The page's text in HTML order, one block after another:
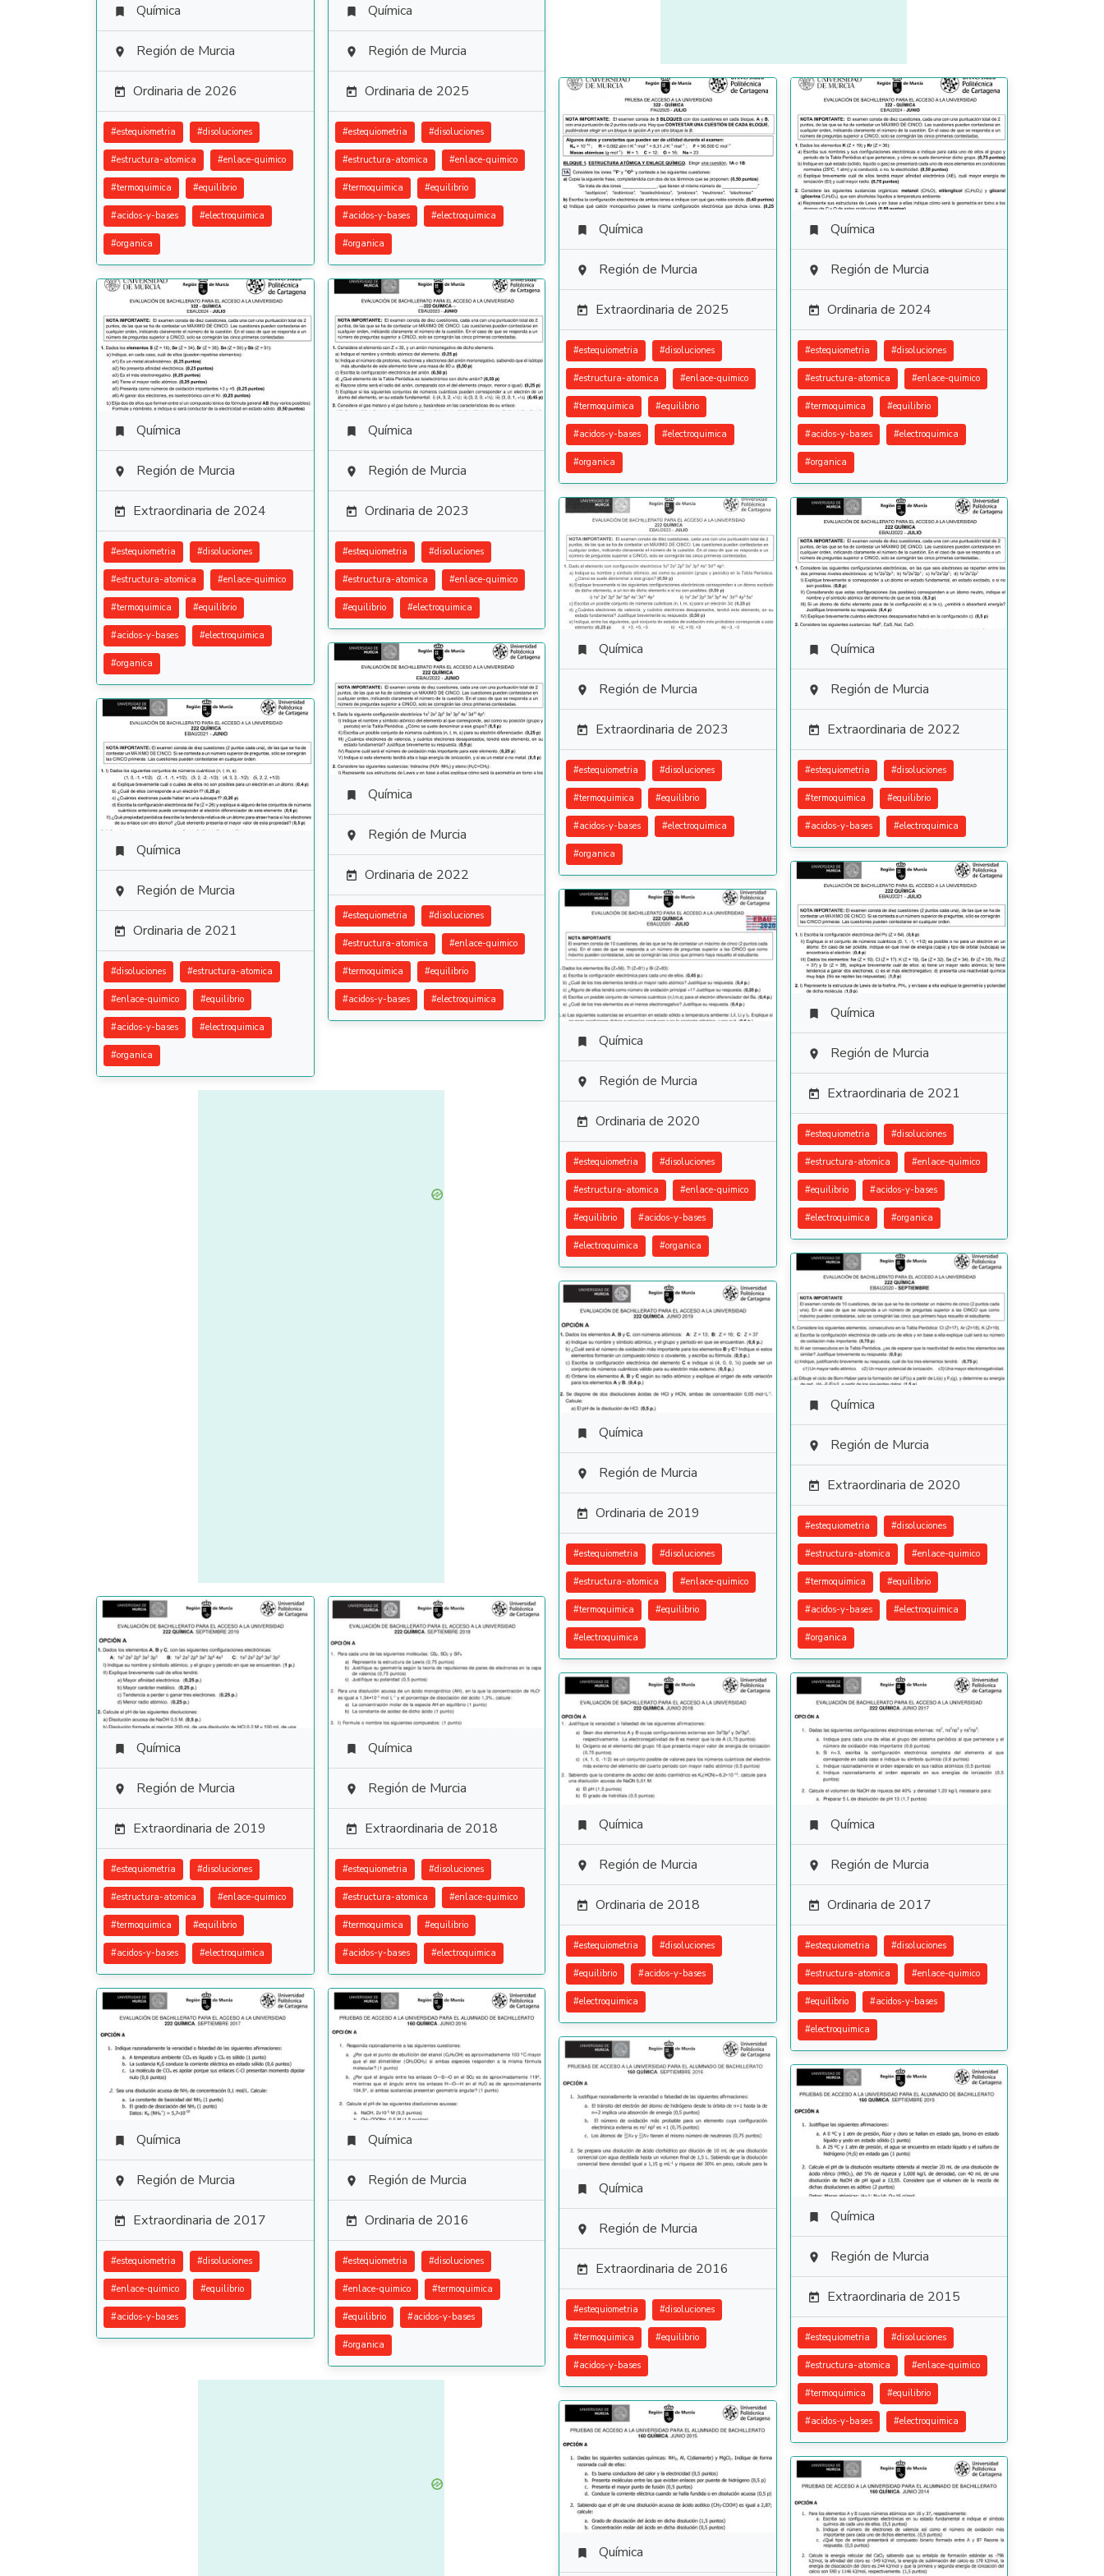
 Química
 Región de Murcia
 Ordinaria de 2026
#estequiometria #disoluciones
#estructura-atomica #enlace-quimico
#termoquimica #equilibrio
#acidos-y-bases #electroquimica
#organica
 Química
 Región de Murcia
 Ordinaria de 2025
#estequiometria #disoluciones
#estructura-atomica #enlace-quimico
#termoquimica #equilibrio
#acidos-y-bases #electroquimica
#organica
 Química
 Región de Murcia
 Extraordinaria de 2025
#estequiometria #disoluciones
#estructura-atomica #enlace-quimico
#termoquimica #equilibrio
#acidos-y-bases #electroquimica
#organica
 Química
 Región de Murcia
 Ordinaria de 2024
#estequiometria #disoluciones
#estructura-atomica #enlace-quimico
#termoquimica #equilibrio
#acidos-y-bases #electroquimica
#organica
 Química
 Región de Murcia
 Extraordinaria de 2024
#estequiometria #disoluciones
#estructura-atomica #enlace-quimico
#termoquimica #equilibrio
#acidos-y-bases #electroquimica
#organica
 Química
 Región de Murcia
 Ordinaria de 2023
#estequiometria #disoluciones
#estructura-atomica #enlace-quimico
#equilibrio #electroquimica
 Química
 Región de Murcia
 Extraordinaria de 2023
#estequiometria #disoluciones
#termoquimica #equilibrio
#acidos-y-bases #electroquimica
#organica
 Química
 Región de Murcia
 Extraordinaria de 2022
#estequiometria #disoluciones
#termoquimica #equilibrio
#acidos-y-bases #electroquimica
 Química
 Región de Murcia
 Ordinaria de 2022
#estequiometria #disoluciones
#estructura-atomica #enlace-quimico
#termoquimica #equilibrio
#acidos-y-bases #electroquimica
 Química
 Región de Murcia
 Ordinaria de 2021
#disoluciones #estructura-atomica
#enlace-quimico #equilibrio
#acidos-y-bases #electroquimica
#organica
 Química
 Región de Murcia
 Extraordinaria de 2021
#estequiometria #disoluciones
#estructura-atomica #enlace-quimico
#equilibrio #acidos-y-bases
#electroquimica #organica
 Química
 Región de Murcia
 Ordinaria de 2020
#estequiometria #disoluciones
#estructura-atomica #enlace-quimico
#equilibrio #acidos-y-bases
#electroquimica #organica
 Química
 Región de Murcia
 Extraordinaria de 2020
#estequiometria #disoluciones
#estructura-atomica #enlace-quimico
#termoquimica #equilibrio
#acidos-y-bases #electroquimica
#organica
 Química
 Región de Murcia
 Ordinaria de 2019
#estequiometria #disoluciones
#estructura-atomica #enlace-quimico
#termoquimica #equilibrio
#electroquimica
 Química
 Región de Murcia
 Extraordinaria de 2019
#estequiometria #disoluciones
#estructura-atomica #enlace-quimico
#termoquimica #equilibrio
#acidos-y-bases #electroquimica
 Química
 Región de Murcia
 Extraordinaria de 2018
#estequiometria #disoluciones
#estructura-atomica #enlace-quimico
#termoquimica #equilibrio
#acidos-y-bases #electroquimica
 Química
 Región de Murcia
 Ordinaria de 2018
#estequiometria #disoluciones
#equilibrio #acidos-y-bases
#electroquimica
 Química
 Región de Murcia
 Ordinaria de 2017
#estequiometria #disoluciones
#estructura-atomica #enlace-quimico
#equilibrio #acidos-y-bases
#electroquimica
 Química
 Región de Murcia
 Extraordinaria de 2017
#estequiometria #disoluciones
#enlace-quimico #equilibrio
#acidos-y-bases
 Química
 Región de Murcia
 Ordinaria de 2016
#estequiometria #disoluciones
#enlace-quimico #termoquimica
#equilibrio #acidos-y-bases
#organica
 Química
 Región de Murcia
 Extraordinaria de 2016
#estequiometria #disoluciones
#termoquimica #equilibrio
#acidos-y-bases
 Química
 Región de Murcia
 Extraordinaria de 2015
#estequiometria #disoluciones
#estructura-atomica #enlace-quimico
#termoquimica #equilibrio
#acidos-y-bases #electroquimica
 Química